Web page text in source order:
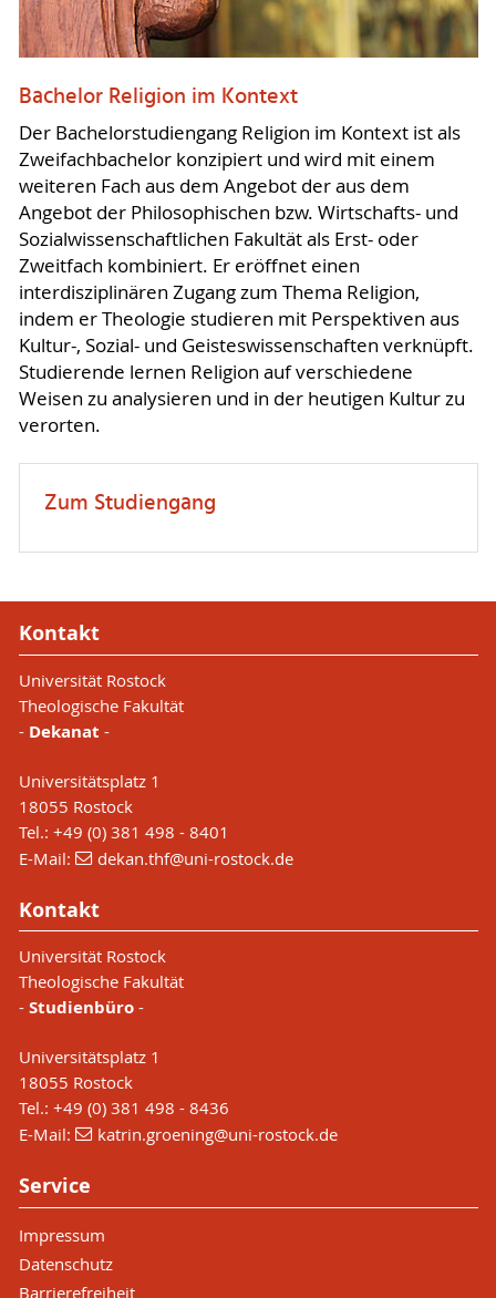
Bachelor Religion im Kontext
Der Bachelorstudiengang Religion im Kontext ist als
Zweifachbachelor konzipiert und wird mit einem
weiteren Fach aus dem Angebot der aus dem
Angebot der Philosophischen bzw. Wirtschafts- und
Sozialwissenschaftlichen Fakultät als Erst- oder
Zweitfach kombiniert. Er eröffnet einen
interdisziplinären Zugang zum Thema Religion,
indem er Theologie studieren mit Perspektiven aus
Kultur-, Sozial- und Geisteswissenschaften verknüpft.
Studierende lernen Religion auf verschiedene
Weisen zu analysieren und in der heutigen Kultur zu
verorten.
Zum Studiengang
Kontakt
Universität Rostock
Theologische Fakultät
- Dekanat -
Universitätsplatz 1
18055 Rostock
Tel.: +49 (0) 381 498 - 8401
E-Mail:
dekan.thf@uni-rostock.de
Kontakt
Universität Rostock
Theologische Fakultät
- Studienbüro -
Universitätsplatz 1
18055 Rostock
Tel.: +49 (0) 381 498 - 8436
E-Mail:
katrin.groening@uni-rostock.de
Service
Impressum
Datenschutz
Barrierefreiheit